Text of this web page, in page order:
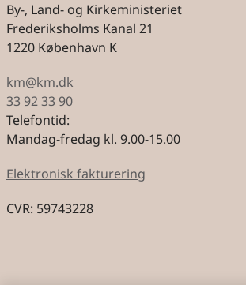
By-, Land- og Kirkeministeriet
Frederiksholms Kanal 21
1220 København K
km@km.dk
33 92 33 90
Telefontid:
Mandag-fredag kl. 9.00-15.00
Elektronisk fakturering
CVR: 59743228